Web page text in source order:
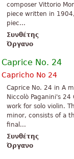
composer Vittorio
piece written in
piec...
Συνθέτης
Όργανο
Caprice No. 24
Capricho No 24
Caprice No. 24 in A
Niccolò Paganini's
work for solo violin.
minor, consists of a
final...
Συνθέτης
Όργανο